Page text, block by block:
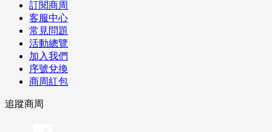
訂閱商周
客服中心
常見問題
活動總覽
加入我們
序號兌換
商周紅包
追蹤商周